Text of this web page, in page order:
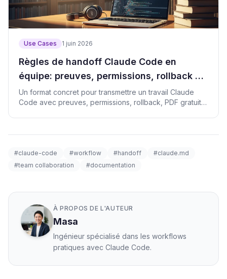
Use Cases 1 juin 2026
Règles de handoff Claude Code en
équipe: preuves, permissions, rollback et
revenus
Un format concret pour transmettre un travail Claude
Code avec preuves, permissions, rollback, PDF gratuit,
#claude-code #workflow #handoff
#claude.md
#team collaboration
#documentation
À PROPOS DE L'AUTEUR
Masa
Ingénieur spécialisé dans les workflows
pratiques avec Claude Code.